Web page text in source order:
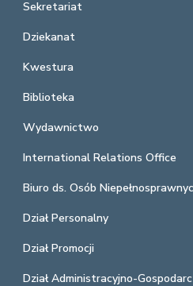
Sekretariat
Dziekanat
Kwestura
Biblioteka
Wydawnictwo
International Relations Office
Biuro ds. Osób
Dział Personalny
Dział Promocji
Dział Administracyjno-